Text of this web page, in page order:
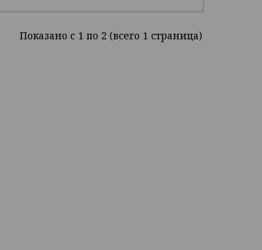
Показано c 1 по 2 (всего 1 страница)